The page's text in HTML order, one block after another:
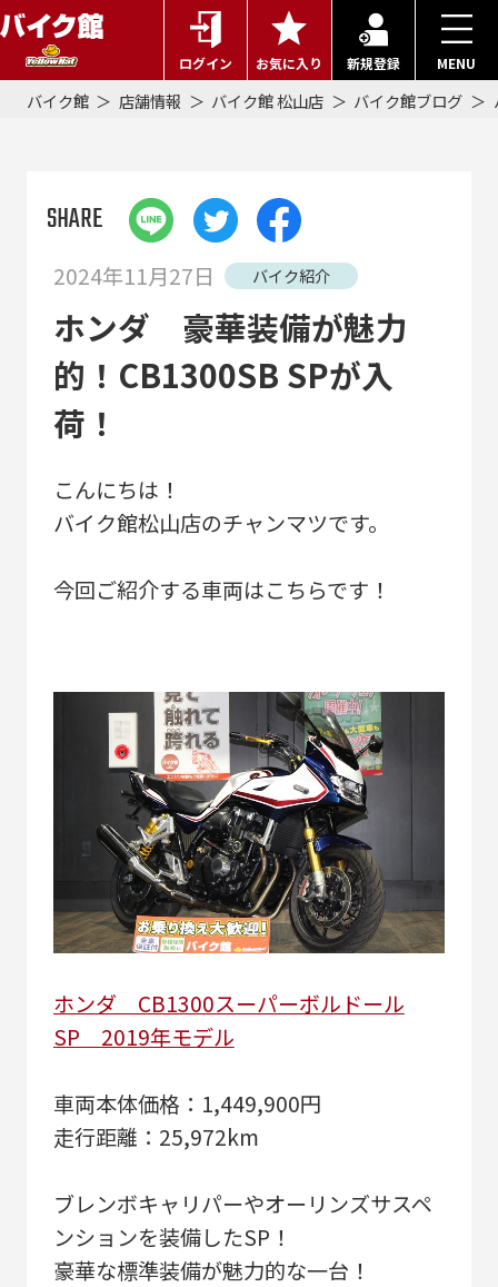
ログイン お気に入り 新規登録 MENU
バイク館 店舗情報 バイク館 松山店 バイク館ブログ
SHARE
2024年11月27日 バイク紹介
ホンダ 豪華装備が魅力
的！CB1300SB SPが入
荷！
こんにちは！
バイク館松山店のチャンマツです。
今回ご紹介する車両はこちらです！
ホンダ CB1300スーパーボルドール
SP 2019年モデル
車両本体価格：1,449,900円
走行距離：25,972km
ブレンボキャリパーやオーリンズサスペ
ンションを装備したSP！
豪華な標準装備が魅力的な一台！